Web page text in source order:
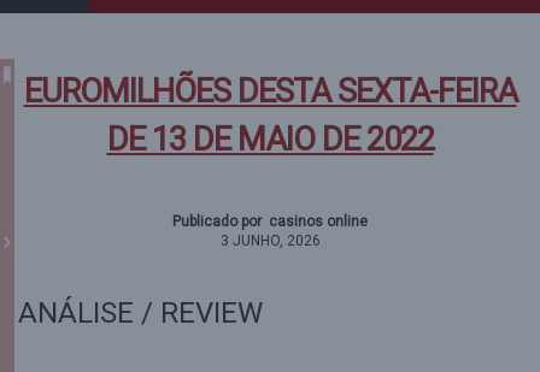
EUROMILHÕES DESTA SEXTA-FEIRA
DE 13 DE MAIO DE 2022
Publicado por casinos online
3 JUNHO, 2026
ANÁLISE / REVIEW